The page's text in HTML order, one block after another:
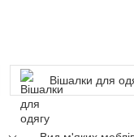
Вішалки для